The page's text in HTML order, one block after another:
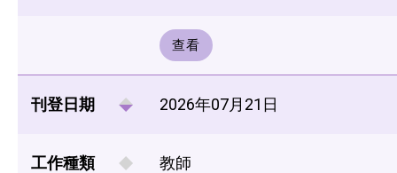
查看
刊登日期 2026年07月21日
工作種類 教師